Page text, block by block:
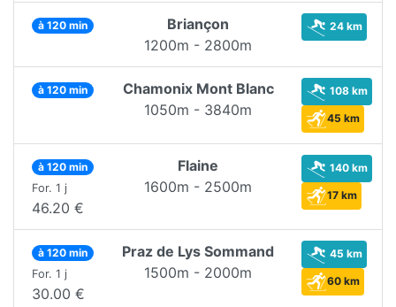
à 120 min
Briançon
1200m - 2800m
24 km
à 120 min
Chamonix Mont Blanc
1050m - 3840m
108 km
45 km
à 120 min
For. 1 j
46.20 €
Flaine
1600m - 2500m
140 km
17 km
à 120 min
For. 1 j
30.00 €
Praz de Lys Sommand
1500m - 2000m
45 km
60 km